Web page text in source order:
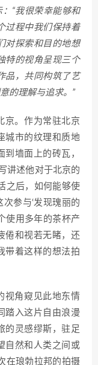
：“我很荣幸能够和
过程中我们保持着
对探索和目的地想
特的视角呈现三个
品，共同构筑了艺
的理解与追求。”
京。作为常驻北京
城市的纹理和质地
墙面上的砖瓦，
讲述他对于北京的
之后，如何能够使
参与‘发现瑰丽的
使用多年的茶杯产
倦和视若无睹，还
带着这样的想法拍
视角窥见此地东情
踏入这片自由浪漫
的灵感缪斯，驻足
自然和人类之间或
在琅勃拉邦的拍摄